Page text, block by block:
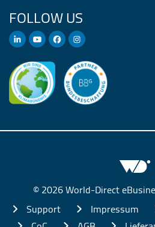
FOLLOW US
© 2026 World-Direct
Support
Impressum